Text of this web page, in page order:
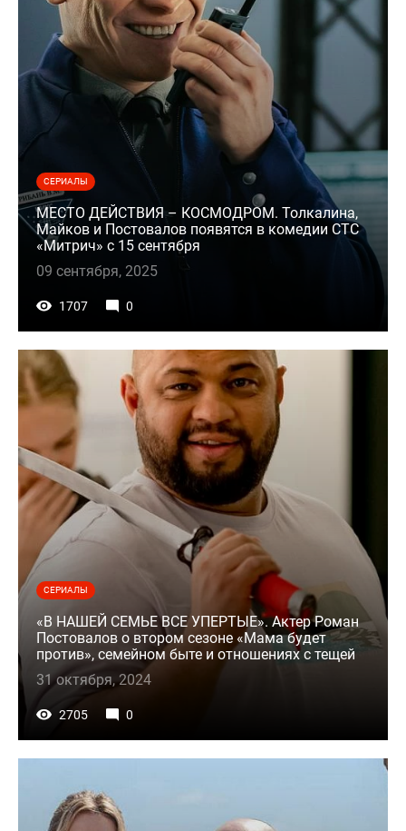
СЕРИАЛЫ
МЕСТО ДЕЙСТВИЯ – КОСМОДРОМ. Толкалина,
Майков и Постовалов появятся в комедии СТС
«Митрич» с 15 сентября
09 сентября, 2025
1707 0
СЕРИАЛЫ
«В НАШЕЙ СЕМЬЕ ВСЕ УПЕРТЫЕ». Актер Роман
Постовалов о втором сезоне «Мама будет
против», семейном быте и отношениях с тещей
31 октября, 2024
2705 0